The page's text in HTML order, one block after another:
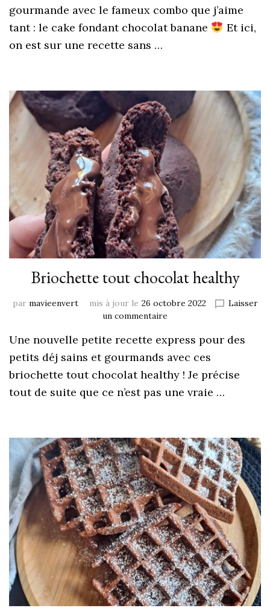
gourmande avec le fameux combo que j’aime
tant : le cake fondant chocolat banane
Et ici,
on est sur une recette sans …
Briochette tout chocolat healthy
par mavieenvert mis à jour le 26 octobre 2022
Laisser
un commentaire
Une nouvelle petite recette express pour des
petits déj sains et gourmands avec ces
briochette tout chocolat healthy ! Je précise
tout de suite que ce n’est pas une vraie …